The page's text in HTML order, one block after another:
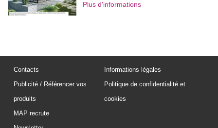
Plus d'informations
Contacts
Publicité / Référencer vos
produits
MAP recrute
Informations légales
Politique de confidentialité et
cookies